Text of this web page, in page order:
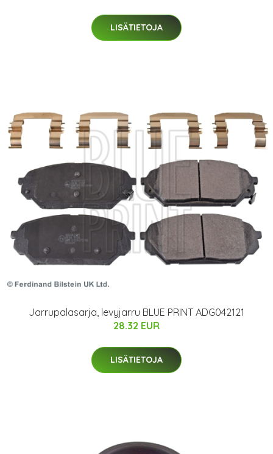
LISÄTIETOJA
Jarrupalasarja, levyjarru BLUE PRINT ADG042121
28.32 EUR
LISÄTIETOJA